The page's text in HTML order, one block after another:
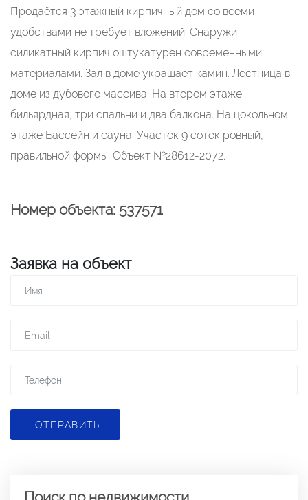
Продаётся 3 этажный кирпичный дом со всеми
удобствами не требует вложений. Снаружи
силикатный кирпич оштукатурен современными
материалами. Зал в доме украшает камин. Лестница в
доме из дубового массива. На втором этаже
бильярдная, три спальни и два балкона. На цокольном
этаже Бассейн и сауна. Участок 9 соток ровный,
правильной формы. Объект №28612-2072.
Номер объекта: 537571
Заявка на объект
ОТПРАВИТЬ